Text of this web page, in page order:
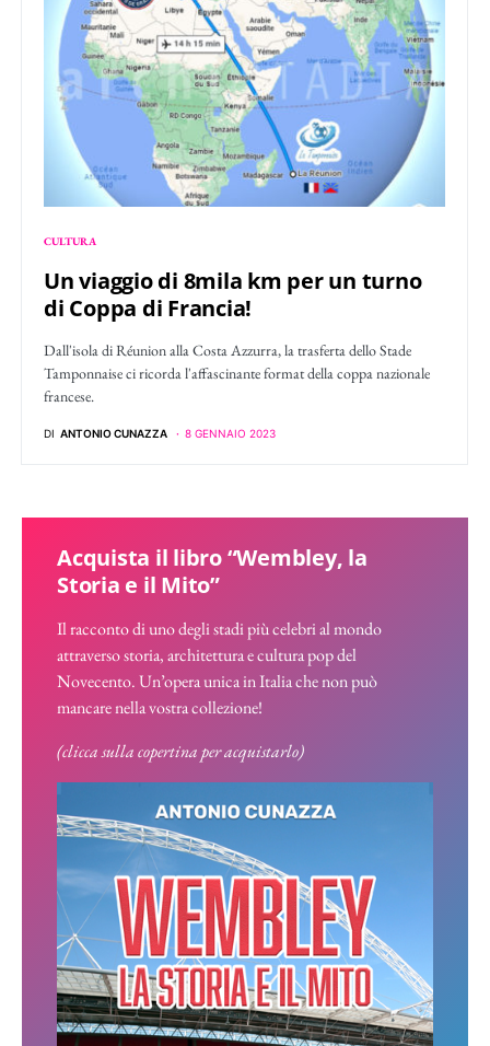
CULTURA
Un viaggio di 8mila km per un turno
di Coppa di Francia!
Dall'isola di Réunion alla Costa Azzurra, la trasferta dello Stade
Tamponnaise ci ricorda l'affascinante format della coppa nazionale
francese.
DI ANTONIO CUNAZZA 8 GENNAIO 2023
Acquista il libro “Wembley, la
Storia e il Mito”
Il racconto di uno degli stadi più celebri al mondo
attraverso storia, architettura e cultura pop del
Novecento. Un’opera unica in Italia che non può
mancare nella vostra collezione!
(clicca sulla copertina per acquistarlo)